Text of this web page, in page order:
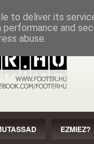
EZMIEZ?
EZMIEZ?
to deliver its
performance and
abuse.